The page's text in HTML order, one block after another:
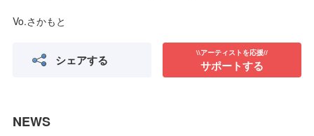
Vo.さかもと
シェアする \\アーティストを応援//
サポートする
NEWS